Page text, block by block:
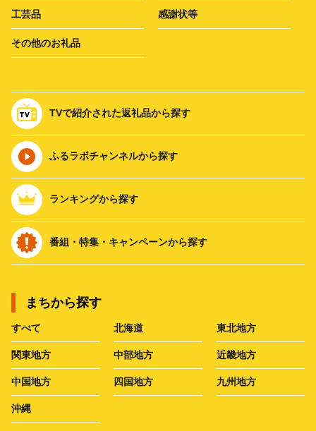
工芸品 感謝状等
その他のお礼品
TVで紹介された返礼品から探す
ふるラボチャンネルから探す
ランキングから探す
番組・特集・キャンペーンから探す
まちから探す
すべて 北海道 東北地方
関東地方 中部地方 近畿地方
中国地方 四国地方 九州地方
沖縄